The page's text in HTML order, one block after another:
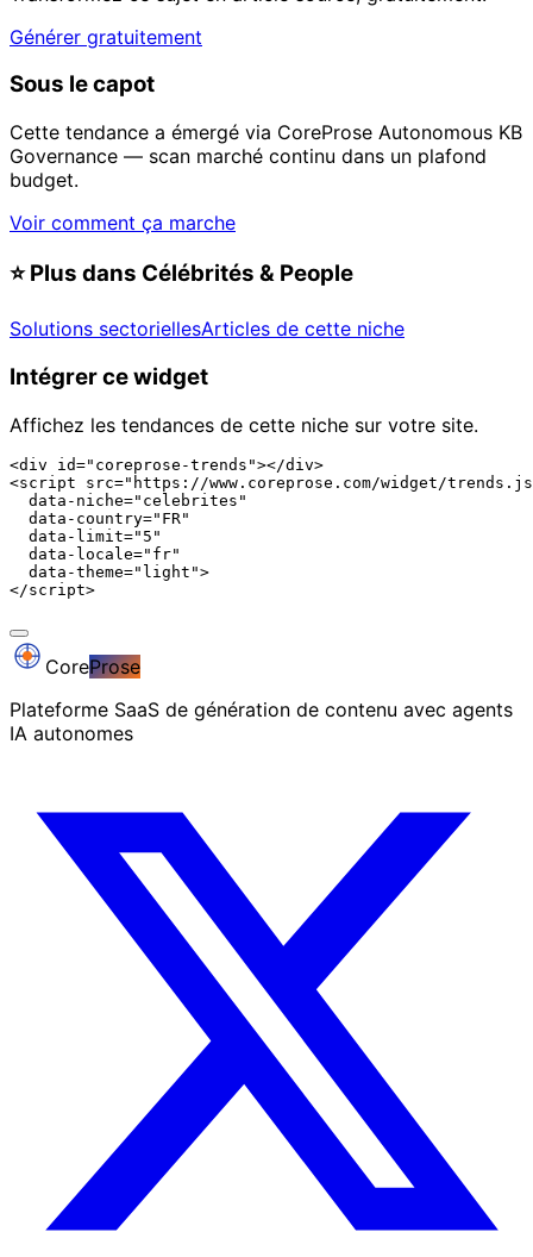
Générer gratuitement
Sous le capot
Cette tendance a émergé via CoreProse Autonomous KB
Governance — scan marché continu dans un plafond
budget.
Voir comment ça marche
⭐Plus dans Célébrités & People
Solutions sectoriellesArticles de cette niche
Intégrer ce widget
Affichez les tendances de cette niche sur votre site.
<div id="coreprose-trends"></div>
<script src="https://www.coreprose.com/widget/
  data-niche="celebrites"
  data-country="FR"
  data-limit="5"
  data-locale="fr"
  data-theme="light">
</script>
CoreProse
Plateforme SaaS de génération de contenu avec agents
IA autonomes